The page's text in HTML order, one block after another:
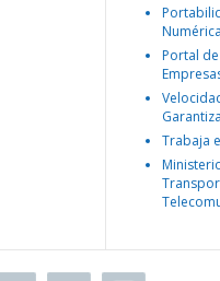
Portal
Trabaja